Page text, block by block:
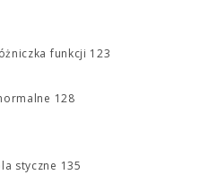
funkcji 123
128
styczne 135